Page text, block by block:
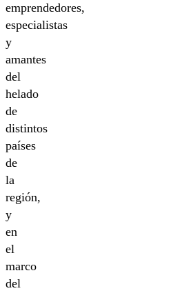
emprendedores,
especialistas
y
amantes
del
helado
de
distintos
países
de
la
región,
y
en
el
marco
del